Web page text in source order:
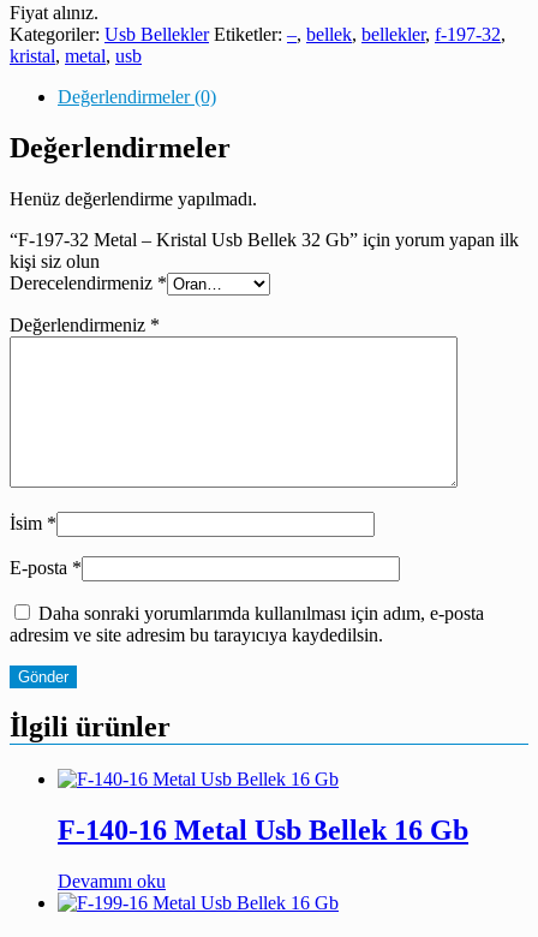
Fiyat alınız.
Kategoriler: Usb Bellekler Etiketler: –, bellek, bellekler, f-197-32,
kristal, metal, usb
Değerlendirmeler (0)
Değerlendirmeler
Henüz değerlendirme yapılmadı.
“F-197-32 Metal – Kristal Usb Bellek 32 Gb” için yorum yapan ilk
kişi siz olun
Derecelendirmeniz *
Değerlendirmeniz *
İsim *
E-posta *
Daha sonraki yorumlarımda kullanılması için adım, e-posta
adresim ve site adresim bu tarayıcıya kaydedilsin.
İlgili ürünler
F-140-16 Metal Usb Bellek 16 Gb
Devamını oku